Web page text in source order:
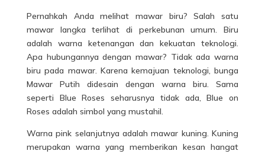
Pernahkah Anda melihat mawar biru? Salah satu
mawar langka terlihat di perkebunan umum. Biru
adalah warna ketenangan dan kekuatan teknologi.
Apa hubungannya dengan mawar? Tidak ada warna
biru pada mawar. Karena kemajuan teknologi, bunga
Mawar Putih didesain dengan warna biru. Sama
seperti Blue Roses seharusnya tidak ada, Blue on
Roses adalah simbol yang mustahil.
Warna pink selanjutnya adalah mawar kuning. Kuning
merupakan warna yang memberikan kesan hangat